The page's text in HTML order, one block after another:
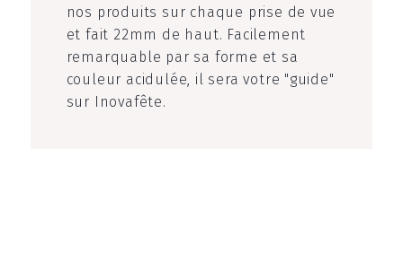
nos produits sur chaque prise de vue
et fait 22mm de haut. Facilement
remarquable par sa forme et sa
couleur acidulée, il sera votre "guide"
sur Inovafête.